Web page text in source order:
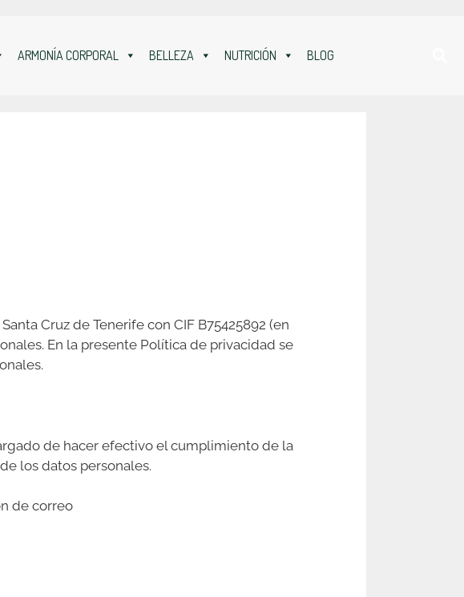
ARMONÍA CORPORAL BELLEZA NUTRICIÓN BLOG
Cruz de Tenerife con CIF B75425892 (en
En la presente Política de privacidad se
de hacer efectivo el cumplimiento de la
los datos personales.
de correo